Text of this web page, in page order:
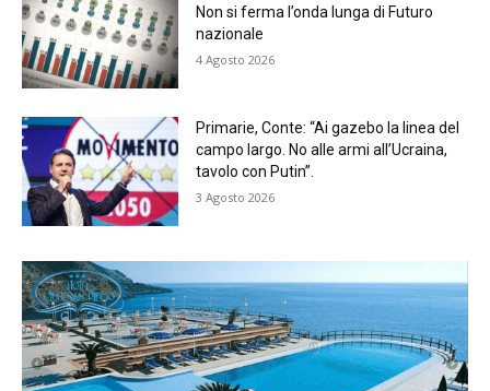
Non si ferma l’onda lunga di Futuro
nazionale
4 Agosto 2026
Primarie, Conte: “Ai gazebo la linea del
campo largo. No alle armi all’Ucraina,
tavolo con Putin”.
3 Agosto 2026